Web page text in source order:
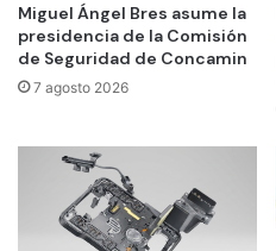
Miguel Ángel Bres asume la
presidencia de la Comisión
de Seguridad de Concamin
7 agosto 2026